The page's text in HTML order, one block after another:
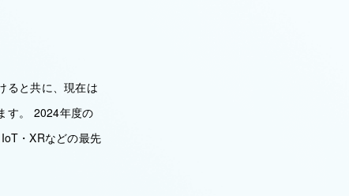
ると共に、現在は
す。 2024年度の
・XRなどの最先